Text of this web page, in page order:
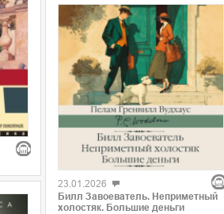
23.01.2026
Билл Завоеватель. Неприметный
холостяк. Большие деньги